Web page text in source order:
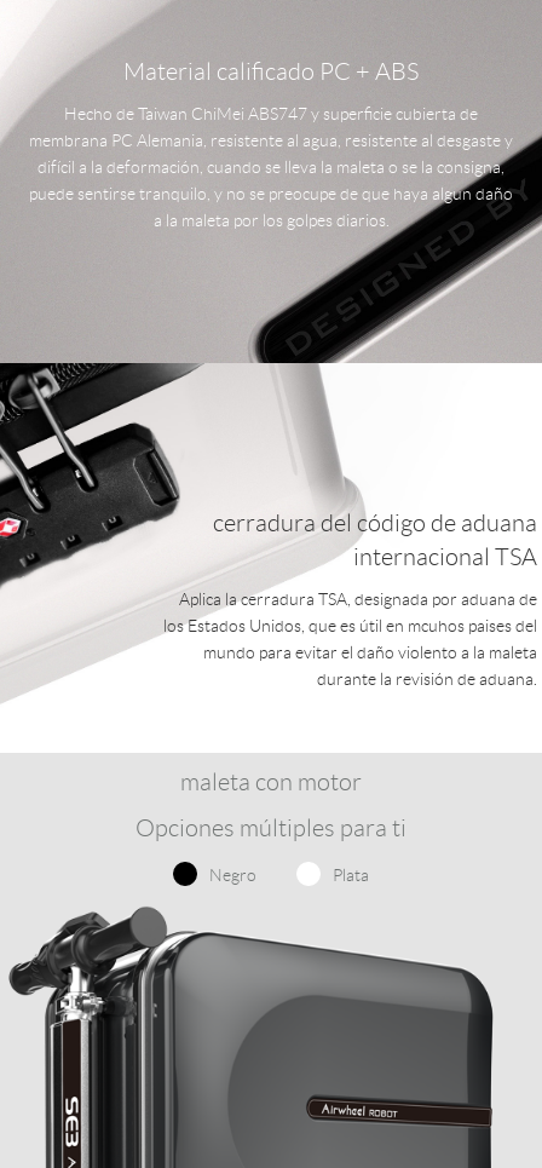
Material calificado PC + ABS
Hecho de Taiwan ChiMei ABS747 y superficie cubierta de
membrana PC Alemania, resistente al agua, resistente al desgaste y
difícil a la deformación, cuando se lleva la maleta o se la consigna,
puede sentirse tranquilo, y no se preocupe de que haya algun daño
a la maleta por los golpes diarios.
cerradura del código de aduana
internacional TSA
Aplica la cerradura TSA, designada por aduana de
los Estados Unidos, que es útil en mcuhos paises del
mundo para evitar el daño violento a la maleta
durante la revisión de aduana.
maleta con motor
Opciones múltiples para ti
Negro Plata